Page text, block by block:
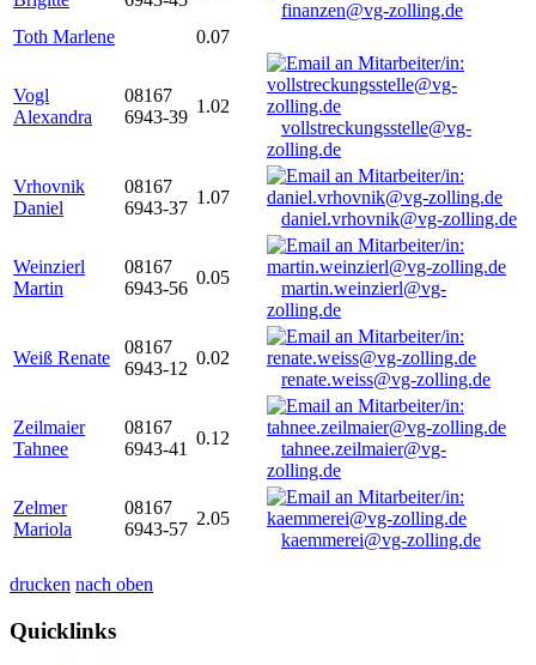
finanzen@vg-zolling.de
Toth Marlene
0.07
Vogl
Alexandra
08167
6943-39
1.02
vollstreckungsstelle@vg-
zolling.de
Vrhovnik
Daniel
08167
6943-37
1.07
daniel.vrhovnik@vg-zolling.de
Weinzierl
Martin
08167
6943-56
0.05
martin.weinzierl@vg-
zolling.de
Weiß Renate
08167
6943-12
0.02
renate.weiss@vg-zolling.de
Zeilmaier
Tahnee
08167
6943-41
0.12
tahnee.zeilmaier@vg-
zolling.de
Zelmer
Mariola
08167
6943-57
2.05
kaemmerei@vg-zolling.de
drucken nach oben
Quicklinks